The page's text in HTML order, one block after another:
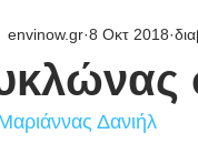
envinow.gr 8 Οκτ 2018
Δανιήλ